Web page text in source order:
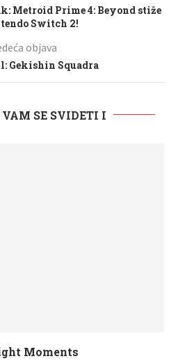
Metroid Prime 4: Beyond stiže
Switch 2!
objava
Gekishin Squadra
VAM SE SVIDETI I
Moments